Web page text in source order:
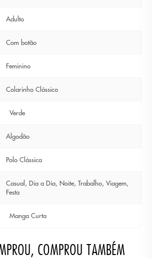
Adulto
Com botão
Feminino
Colarinho Clássico
Verde
Algodão
Polo Clássica
Casual, Dia a Dia, Noite, Trabalho, Viagem,
Festa
Manga Curta
COMPROU TAMBÉM